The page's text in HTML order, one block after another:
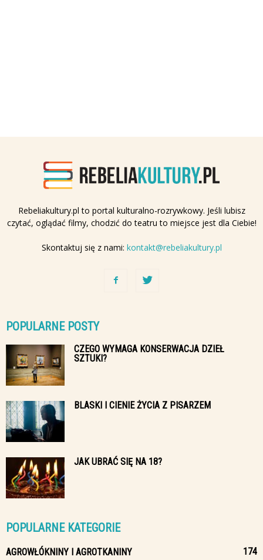
Rebeliakultury.pl to portal kulturalno-rozrywkowy. Jeśli lubisz
czytać, oglądać filmy, chodzić do teatru to miejsce jest dla Ciebie!
Skontaktuj się z nami: kontakt@rebeliakultury.pl
POPULARNE POSTY
CZEGO WYMAGA KONSERWACJA DZIEŁ
SZTUKI?
BLASKI I CIENIE ŻYCIA Z PISARZEM
JAK UBRAĆ SIĘ NA 18?
POPULARNE KATEGORIE
AGROWŁÓKNINY I AGROTKANINY 174